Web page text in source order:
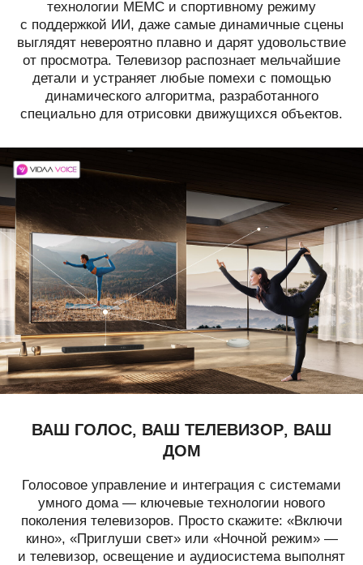
технологии MEMC и спортивному режиму
с поддержкой ИИ, даже самые динамичные сцены
выглядят невероятно плавно и дарят удовольствие
от просмотра. Телевизор распознает мельчайшие
детали и устраняет любые помехи с помощью
динамического алгоритма, разработанного
специально для отрисовки движущихся объектов.
ВАШ ГОЛОС, ВАШ ТЕЛЕВИЗОР, ВАШ
ДОМ
Голосовое управление и интеграция с системами
умного дома — ключевые технологии нового
поколения телевизоров. Просто скажите: «Включи
кино», «Приглуши свет» или «Ночной режим» —
и телевизор, освещение и аудиосистема выполнят